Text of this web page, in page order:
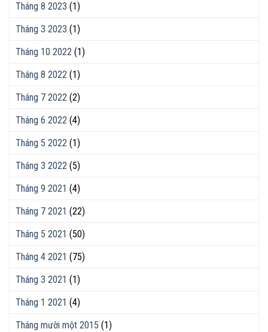
Tháng 8 2023 (1)
Tháng 3 2023 (1)
Tháng 10 2022 (1)
Tháng 8 2022 (1)
Tháng 7 2022 (2)
Tháng 6 2022 (4)
Tháng 5 2022 (1)
Tháng 3 2022 (5)
Tháng 9 2021 (4)
Tháng 7 2021 (22)
Tháng 5 2021 (50)
Tháng 4 2021 (75)
Tháng 3 2021 (1)
Tháng 1 2021 (4)
Tháng mười một 2015 (1)